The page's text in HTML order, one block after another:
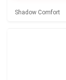
Shadow Comfort